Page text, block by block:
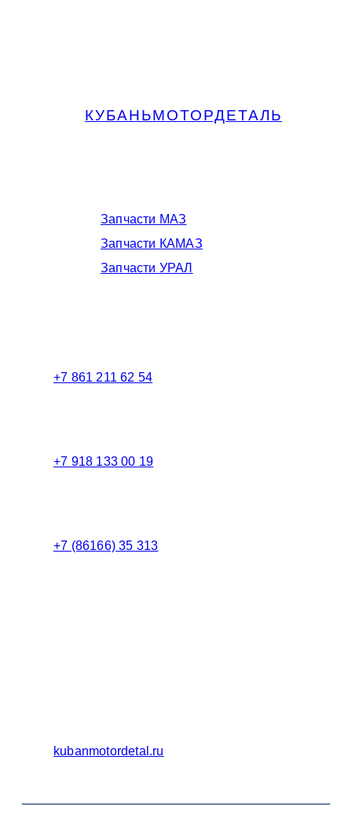
КУБАНЬМОТОРДЕТАЛЬ
Запчасти МАЗ
Запчасти КАМАЗ
Запчасти УРАЛ
+7 861 211 62 54
+7 918 133 00 19
+7 (86166) 35 313
kubanmotordetal.ru